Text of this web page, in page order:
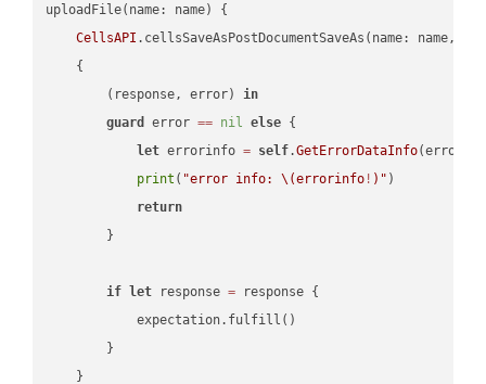
uploadFile(name: name) {
CellsAPI .cellsSaveAsPostDocumentSaveAs(name:
    {
        (response, error)
in
guard
error == nil else {
let errorinfo = self.GetErrorDataInfo(error:
print ( "error info: \(errorinfo ! ) " )
return
        }
if let response = response {
            expectation.fulfill()
        }
    }